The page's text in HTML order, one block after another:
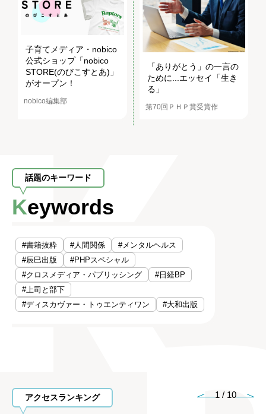
子育てメディア・nobico
公式ショップ「nobico
STORE(のびこすとあ)」
がオープン！
nobico編集部
「ありがとう」の一言の
ために...エッセイ「生き
る」
第70回ＰＨＰ賞受賞作
話題のキーワード
Keywords
#書籍抜粋 #人間関係
#メンタルヘルス
#辰巳出版
#PHPスペシャル
#クロスメディア・パブリッシング
#日経BP
#上司と部下
#ディスカヴァー・トゥエンティワン
#大和出版
アクセスランキング 1 / 10